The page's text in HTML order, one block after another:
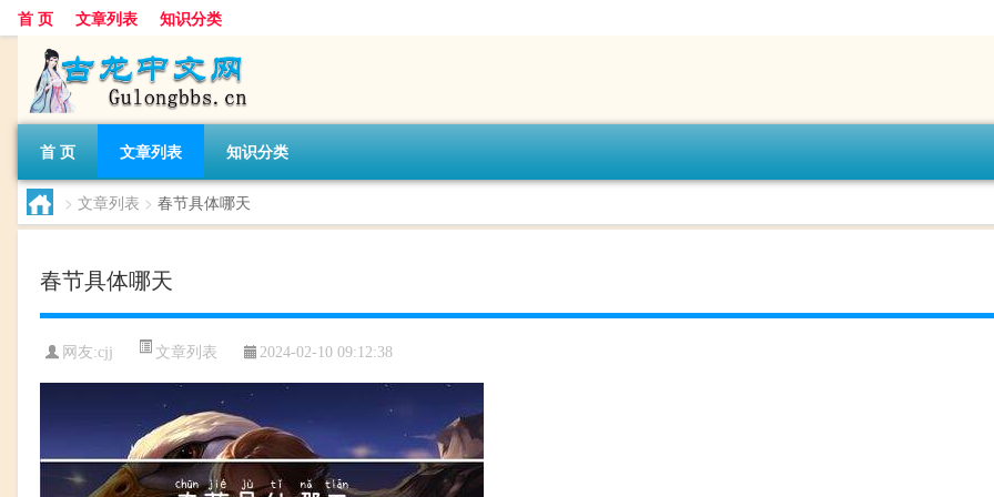
首 页 文章列表 知识分类
首 页 文章列表 知识分类
> 文章列表 > 春节具体哪天
春节具体哪天
网友:cjj 文章列表 2024-02-10 09:12:38